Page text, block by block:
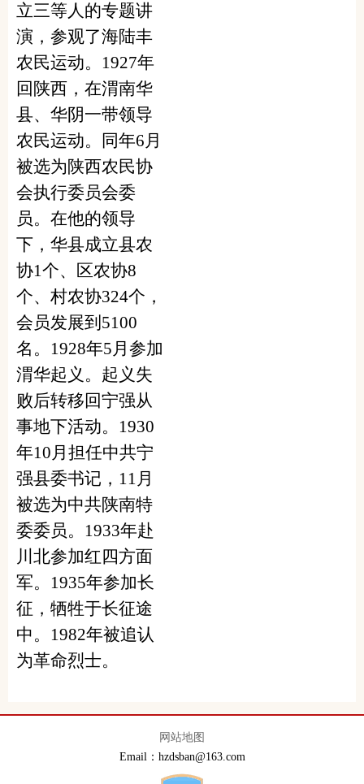
立三等人的专题讲
演，参观了海陆丰
农民运动。 1927年
回陕西，在渭南华
县、华阴一带领导
农民运动。同年6月
被选为陕西农民协
会执行委员会委
员。在他的领导
下，华县成立县农
协1个、区农协8
个、村农协324个，
会员发展到 5100
名。 1928年5月参加
渭华起义。起义失
败后转移回宁强从
事地下活动。 1930
年10月担任中共宁
强县委书记， 11月
被选为中共陕南特
委委员。 1933年赴
川北参加红四方面
军。 1935年参加长
征，牺牲于长征途
中。 1982年被追认
为革命烈士。
网站地图
Email：hzdsban@163.com